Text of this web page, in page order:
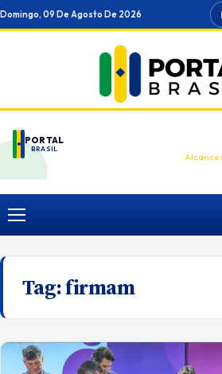
Ir
para
Domingo, 09 De Agosto De 2026
PORTAL
BRASIL
Alcance
Menu
Tag:firmam